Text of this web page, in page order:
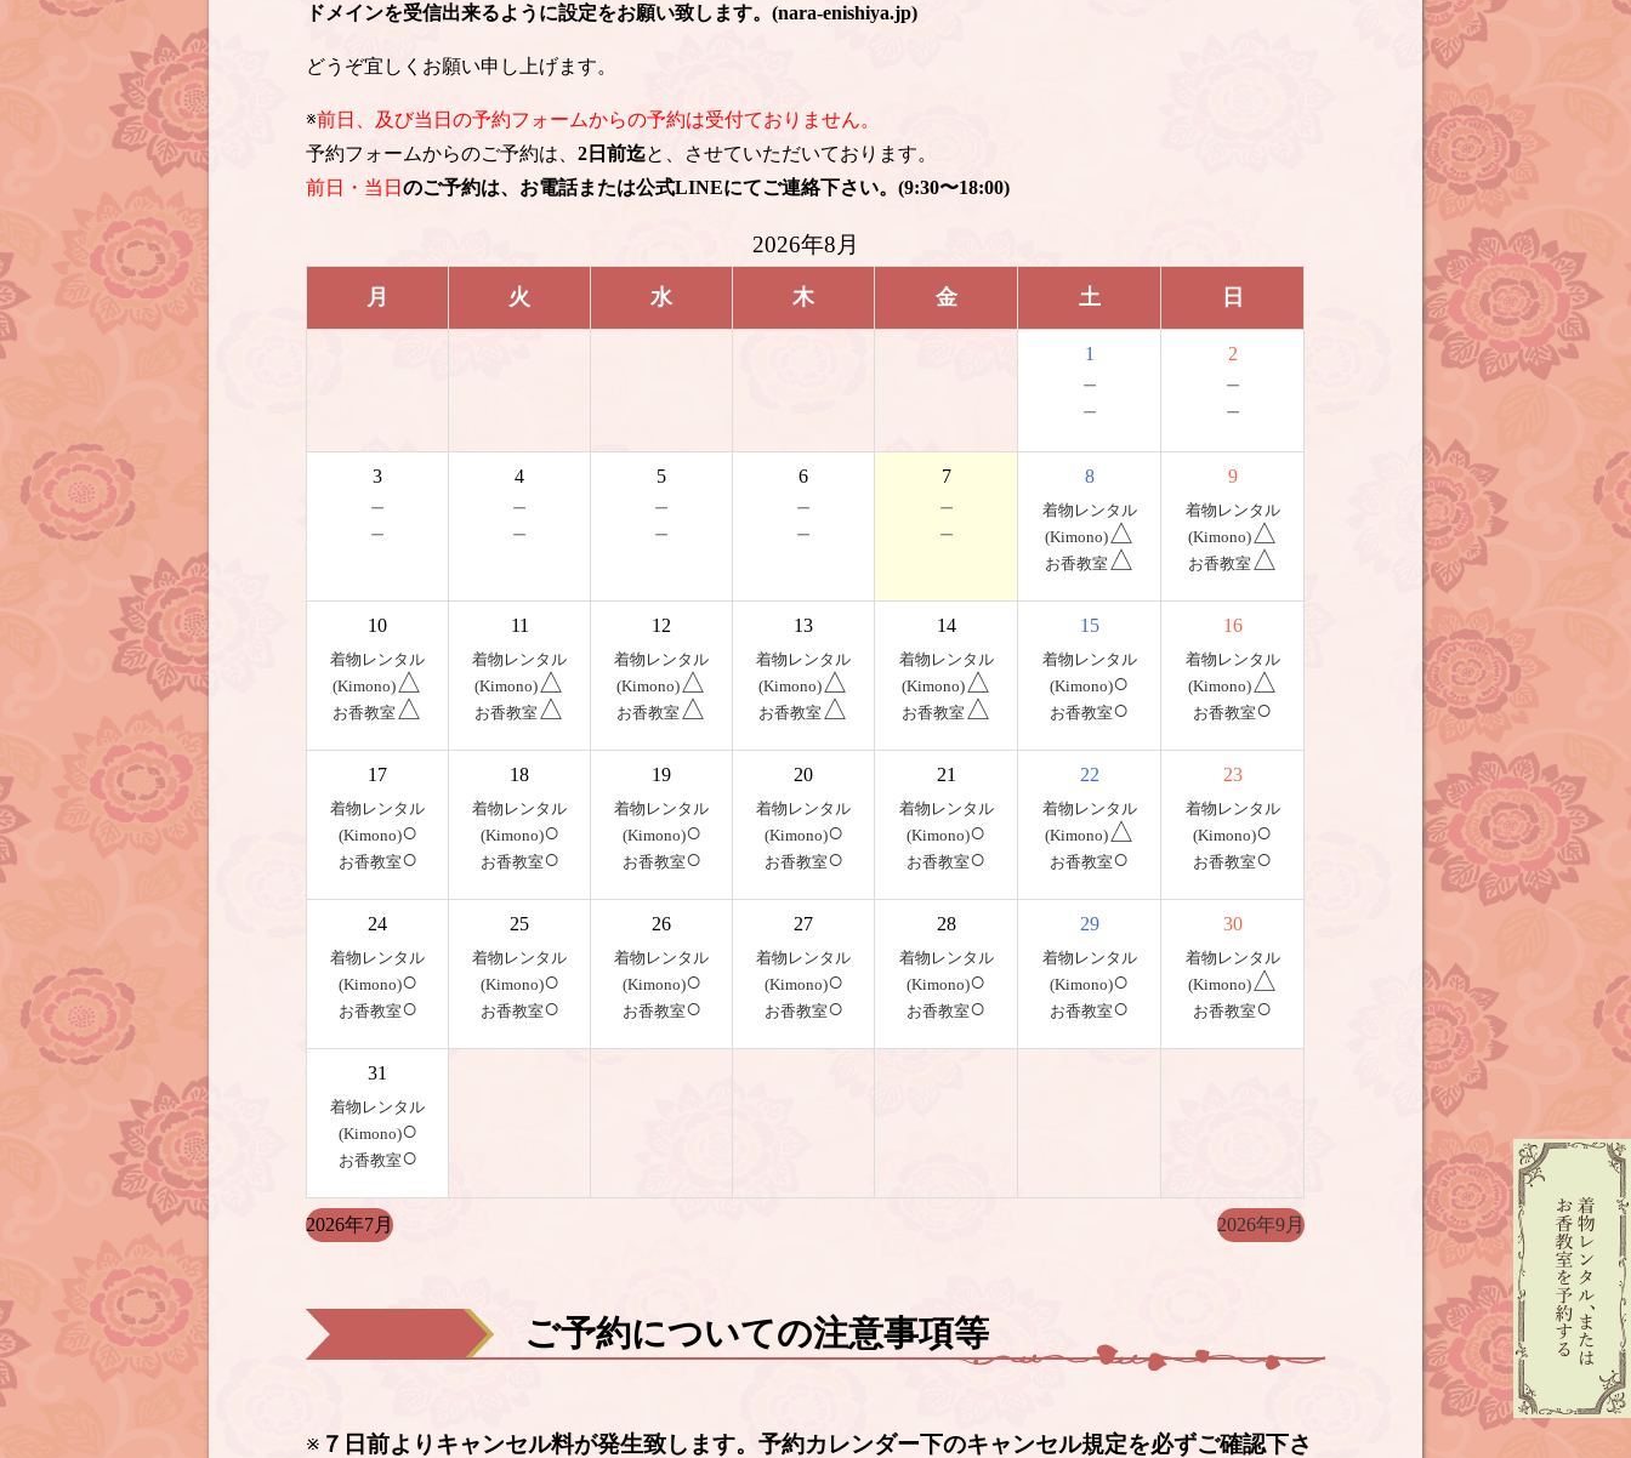
ドメインを受信出来るように設定をお願い致します。(nara-enishiya.jp)
どうぞ宜しくお願い申し上げます。
※前日、及び当日の予約フォームからの予約は受付ておりません。
予約フォームからのご予約は、 2日前迄と、させていただいております。
前日・当日 のご予約は、お電話または公式LINEにてご連絡下さい。(9:30〜18:00)
2026年8月
月 火 水 木 金 土 日
1
－
－
2
－
－
3
－
－
4
－
－
5
－
－
6
－
－
7
－
－
8
着物レンタル
(Kimono)△
お香教室 △
9
着物レンタル
(Kimono)△
お香教室 △
10
着物レンタル
(Kimono) △
お香教室 △
11
着物レンタル
(Kimono) △
お香教室 △
12
着物レンタル
(Kimono) △
お香教室 △
13
着物レンタル
(Kimono) △
お香教室 △
14
着物レンタル
(Kimono)△
お香教室 △
15
着物レンタル
(Kimono)○
お香教室○
16
着物レンタル
(Kimono)△
お香教室○
17
着物レンタル
(Kimono)○
お香教室○
18
着物レンタル
(Kimono)○
お香教室○
19
着物レンタル
(Kimono)○
お香教室○
20
着物レンタル
(Kimono)○
お香教室○
21
着物レンタル
(Kimono)○
お香教室○
22
着物レンタル
(Kimono)△
お香教室○
23
着物レンタル
(Kimono)○
お香教室○
24
着物レンタル
(Kimono)○
お香教室○
25
着物レンタル
(Kimono)○
お香教室○
26
着物レンタル
(Kimono)○
お香教室○
27
着物レンタル
(Kimono)○
お香教室○
28
着物レンタル
(Kimono)○
お香教室○
29
着物レンタル
(Kimono)○
お香教室○
30
着物レンタル
(Kimono)△
お香教室○
31
着物レンタル
(Kimono)○
お香教室○
2026年7月 2026年9月
ご予約についての注意事項等
※ ７日前よりキャンセル料が発生致します。予約カレンダー下のキャンセル規定を必ずご確認下さ